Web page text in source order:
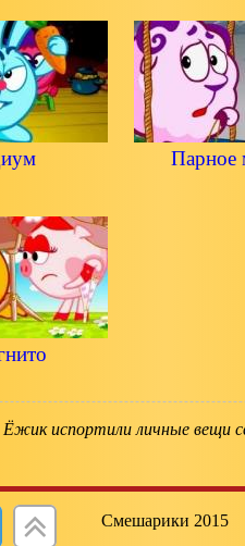
Парное
испортили личные вещи
Смешарики 2015